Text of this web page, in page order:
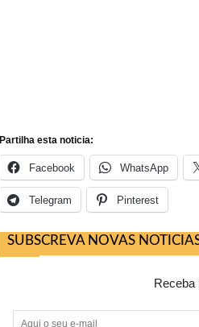
Partilha esta noticia:
Facebook WhatsApp
Telegram Pinterest
SUBSCREVA NOVAS
Receba
Aqui